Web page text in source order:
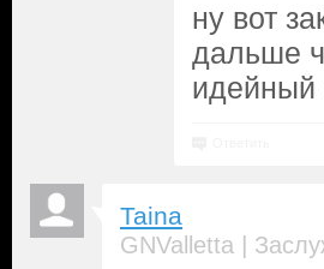
ну вот
дальше
идейный
Taina
GNValletta |